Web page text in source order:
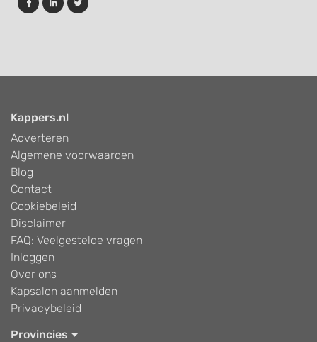
Kappers.nl
Adverteren
Algemene voorwaarden
Blog
Contact
Cookiebeleid
Disclaimer
FAQ: Veelgestelde vragen
Inloggen
Over ons
Kapsalon aanmelden
Privacybeleid
Provincies